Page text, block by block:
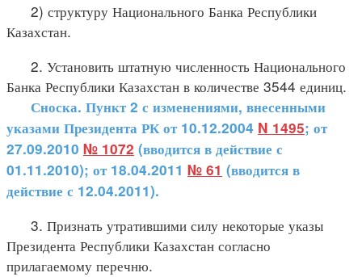
2) структуру Национального Банка Республики
Казахстан.
2. Установить штатную численность Национального
Банка Республики Казахстан в количестве 3544 единиц.
Сноска. Пункт 2 с изменениями, внесенными
указами Президента РК от 10.12.2004 N 1495; от
27.09.2010 № 1072 (вводится в действие с
01.11.2010); от 18.04.2011 № 61 (вводится в
действие с 12.04.2011).
3. Признать утратившими силу некоторые указы
Президента Республики Казахстан согласно
прилагаемому перечню.